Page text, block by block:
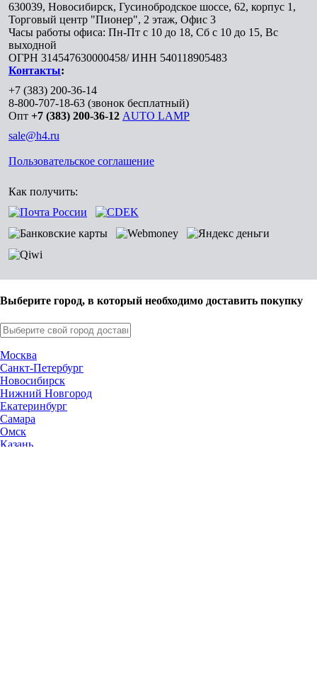
630039, Новосибирск, Гусинобродское шоссе, 62, корпус 1,
Торговый центр "Пионер", 2 этаж, Офис 3
Часы работы офиса: Пн-Пт с 10 до 18, Сб с 10 до 15, Вс
выходной
ОГРН 314547630000458/ ИНН 540118905483
Контакты:
+7 (383) 200-36-14
8-800-707-18-63 (звонок бесплатный)
Опт +7 (383) 200-36-12 AUTO LAMP
sale@h4.ru
Пользовательское соглашение
Как получить:
Выберите город, в который необходимо доставить покупку
Москва
Санкт-Петербург
Новосибирск
Нижний Новгород
Екатеринбург
Самара
Омск
Казань